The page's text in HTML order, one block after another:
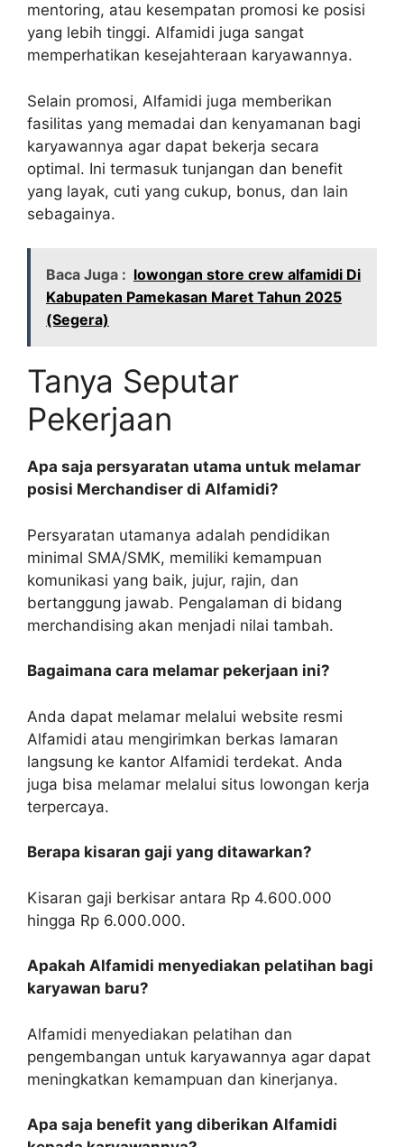
mentoring, atau kesempatan promosi ke posisi
yang lebih tinggi. Alfamidi juga sangat
memperhatikan kesejahteraan karyawannya.
Selain promosi, Alfamidi juga memberikan
fasilitas yang memadai dan kenyamanan bagi
karyawannya agar dapat bekerja secara
optimal. Ini termasuk tunjangan dan benefit
yang layak, cuti yang cukup, bonus, dan lain
sebagainya.
Baca Juga : lowongan store crew alfamidi Di
Kabupaten Pamekasan Maret Tahun 2025
(Segera)
Tanya Seputar
Pekerjaan
Apa saja persyaratan utama untuk melamar
posisi Merchandiser di Alfamidi?
Persyaratan utamanya adalah pendidikan
minimal SMA/SMK, memiliki kemampuan
komunikasi yang baik, jujur, rajin, dan
bertanggung jawab. Pengalaman di bidang
merchandising akan menjadi nilai tambah.
Bagaimana cara melamar pekerjaan ini?
Anda dapat melamar melalui website resmi
Alfamidi atau mengirimkan berkas lamaran
langsung ke kantor Alfamidi terdekat. Anda
juga bisa melamar melalui situs lowongan kerja
terpercaya.
Berapa kisaran gaji yang ditawarkan?
Kisaran gaji berkisar antara Rp 4.600.000
hingga Rp 6.000.000.
Apakah Alfamidi menyediakan pelatihan bagi
karyawan baru?
Alfamidi menyediakan pelatihan dan
pengembangan untuk karyawannya agar dapat
meningkatkan kemampuan dan kinerjanya.
Apa saja benefit yang diberikan Alfamidi